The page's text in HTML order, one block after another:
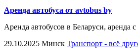
Аренда автобуса от avtobus by
Аренда автобусов в Беларуси, аренда
29.10.2025 Минск Транспорт - всё